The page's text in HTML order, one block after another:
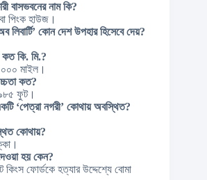
বাসভবনের নাম কি?
পিংক হাউজ।
লিবার্টি’ কোন দেশ উপহার হিসেবে দেয়?
কত কি. মি.?
মাইল।
কত?
ফুট।
‘পেত্রা নগরী’ কোথায় অবস্থিত?
কোথায়?
হয় কেন?
ফোর্ডকে হত্যার উদ্দেশ্যে বোমা